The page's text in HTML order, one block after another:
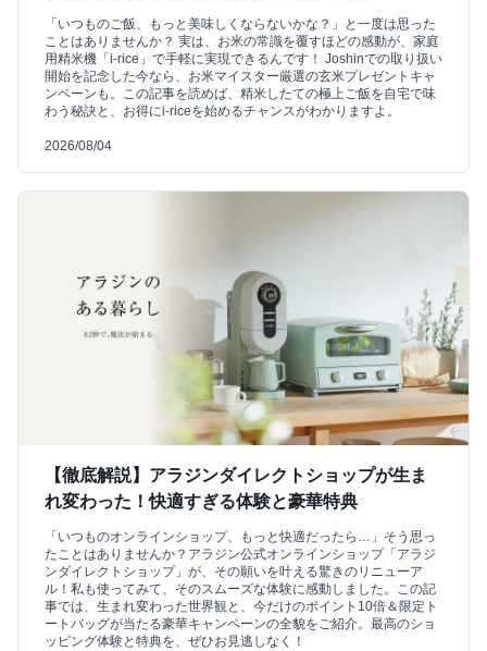
「いつものご飯、もっと美味しくならないかな？」と一度は思った
ことはありませんか？ 実は、お米の常識を覆すほどの感動が、家庭
用精米機「i-rice」で手軽に実現できるんです！ Joshinでの取り扱い
開始を記念した今なら、お米マイスター厳選の玄米プレゼントキャ
ンペーンも。この記事を読めば、精米したての極上ご飯を自宅で味
わう秘訣と、お得にi-riceを始めるチャンスがわかりますよ。
2026/08/04
【徹底解説】アラジンダイレクトショップが生ま
れ変わった！快適すぎる体験と豪華特典
「いつものオンラインショップ、もっと快適だったら…」そう思っ
たことはありませんか？アラジン公式オンラインショップ「アラジ
ンダイレクトショップ」が、その願いを叶える驚きのリニューア
ル！私も使ってみて、そのスムーズな体験に感動しました。この記
事では、生まれ変わった世界観と、今だけのポイント10倍＆限定ト
ートバッグが当たる豪華キャンペーンの全貌をご紹介。最高のショ
ッピング体験と特典を、ぜひお見逃しなく！